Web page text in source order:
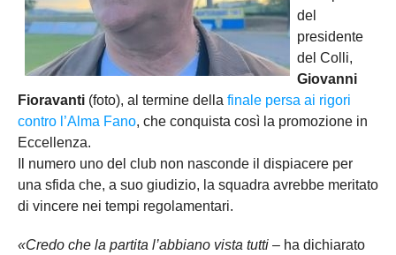
del
presidente
del Colli,
Giovanni
Fioravanti (foto), al termine della finale persa ai rigori
contro l’Alma Fano, che conquista così la promozione in
Eccellenza.
Il numero uno del club non nasconde il dispiacere per
una sfida che, a suo giudizio, la squadra avrebbe meritato
di vincere nei tempi regolamentari.
«Credo che la partita l’abbiano vista tutti – ha dichiarato